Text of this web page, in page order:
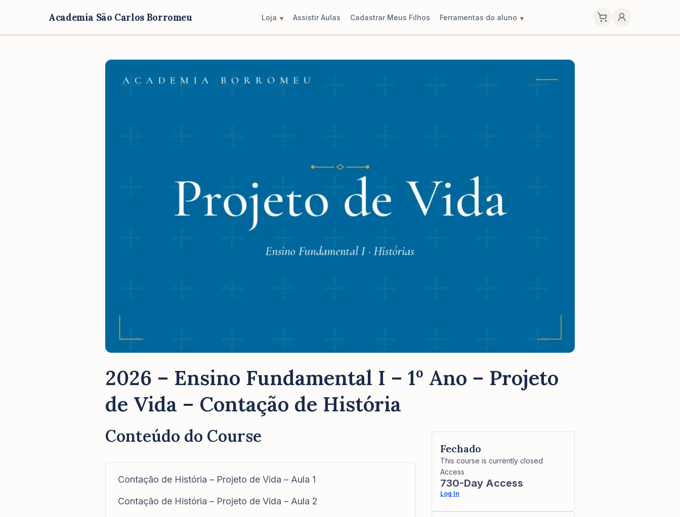
Academia São Carlos Borromeu Loja Assistir Aulas Cadastrar Meus Filhos Ferramentas do aluno
2026 – Ensino Fundamental I – 1º Ano – Projeto
de Vida – Contação de História
Conteúdo do Course
Contação de História – Projeto de Vida – Aula 1
Contação de História – Projeto de Vida – Aula 2
Fechado
This course is currently closed
Access
730-Day Access
Log In